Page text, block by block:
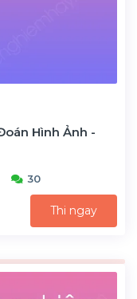
Hình Ảnh -
30
Thi ngay